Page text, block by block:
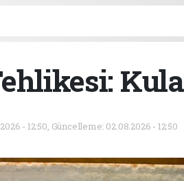
- 12:50, Güncelleme: 02.08.2026 - 12:50